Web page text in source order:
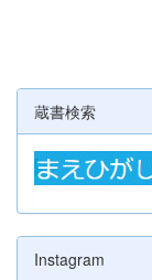
蔵書検索
Instagram